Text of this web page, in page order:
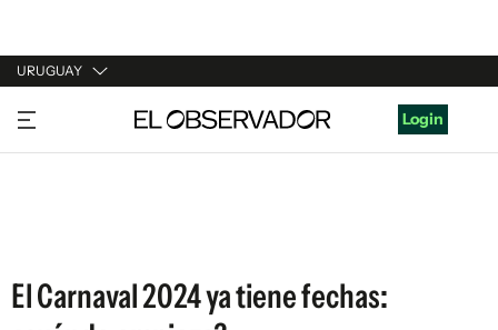
URUGUAY
URUGUAY
ARGENTINA
Login
El Carnaval 2024 ya tiene fechas: